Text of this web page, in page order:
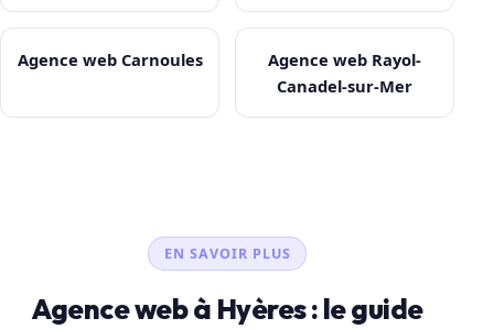
Agence web Carnoules
Agence web Rayol-
Canadel-sur-Mer
EN SAVOIR PLUS
Agence web à Hyères : le guide